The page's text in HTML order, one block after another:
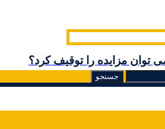
توان مزایده را توقیف کرد؟